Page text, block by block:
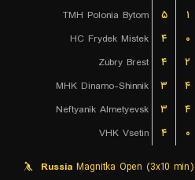
TMH Polonia Bytom
۵ ۱
HC Frydek Mistek
۴ ۰
Zubry Brest
۴ ۲
MHK Dinamo-Shinnik
۳ ۴
Neftyanik Almetyevsk
۳ ۴
VHK Vsetin
۴ ۰
Russia Magnitka Open (3x10 min)